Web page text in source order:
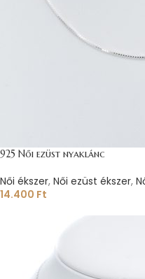
925 Női ezüst nyaklánc
Női ékszer, Női ezüst ékszer,
14.400 Ft